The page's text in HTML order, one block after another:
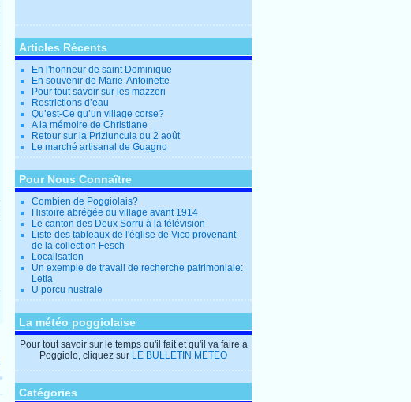
Articles Récents
En l'honneur de saint Dominique
En souvenir de Marie-Antoinette
Pour tout savoir sur les mazzeri
Restrictions d’eau
Qu’est-Ce qu’un village corse?
A la mémoire de Christiane
Retour sur la Priziuncula du 2 août
Le marché artisanal de Guagno
Pour Nous Connaître
Combien de Poggiolais?
Histoire abrégée du village avant 1914
Le canton des Deux Sorru à la télévision
Liste des tableaux de l'église de Vico provenant
de la collection Fesch
Localisation
Un exemple de travail de recherche patrimoniale:
Letia
U porcu nustrale
La météo poggiolaise
Pour tout savoir sur le temps qu'il fait et qu'il va faire à
Poggiolo, cliquez sur LE BULLETIN METEO
Catégories